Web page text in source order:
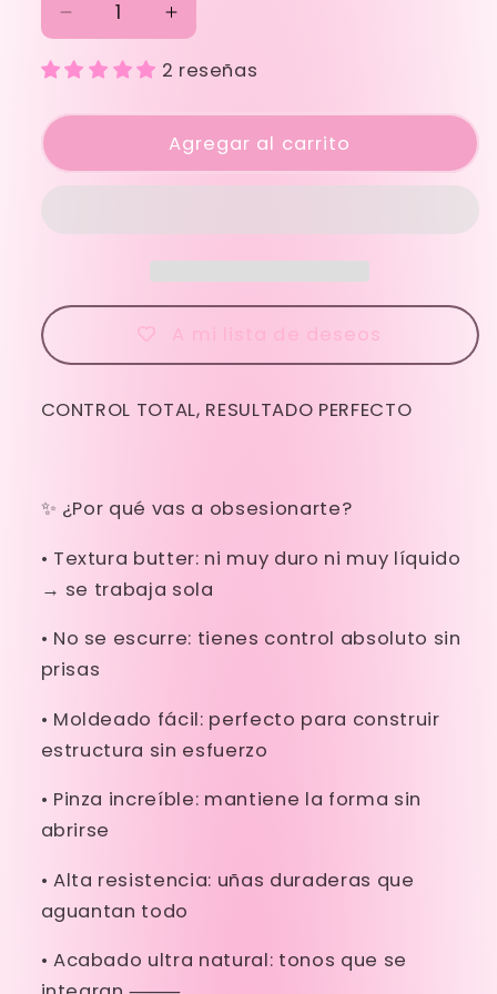
Reducir
para
SHINNY
Aumentar
para
NUDE
2 reseñas
Agregar al carrito
A mi lista de deseos
CONTROL TOTAL, RESULTADO PERFECTO
✨ ¿Por qué vas a obsesionarte?
• Textura butter: ni muy duro ni muy líquido
→ se trabaja sola
• No se escurre: tienes control absoluto sin
prisas
• Moldeado fácil: perfecto para construir
estructura sin esfuerzo
• Pinza increíble: mantiene la forma sin
abrirse
• Alta resistencia: uñas duraderas que
aguantan todo
• Acabado ultra natural: tonos que se